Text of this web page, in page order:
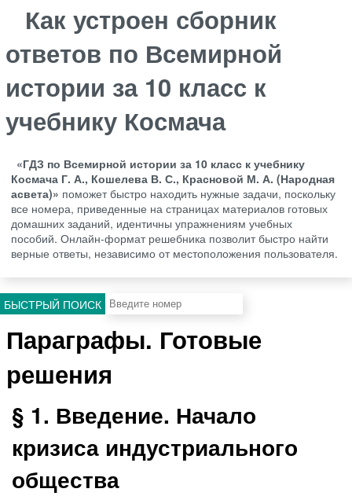
Как устроен сборник
ответов по Всемирной
истории за 10 класс к
учебнику Космача
«ГДЗ по Всемирной истории за 10 класс к учебнику
Космача Г. А., Кошелева В. С., Красновой М. А. (Народная
асвета)» поможет быстро находить нужные задачи, поскольку
все номера, приведенные на страницах материалов готовых
домашних заданий, идентичны упражнениям учебных
пособий. Онлайн-формат решебника позволит быстро найти
верные ответы, независимо от местоположения пользователя.
БЫСТРЫЙ ПОИСК
Параграфы. Готовые
решения
§ 1. Введение. Начало
кризиса индустриального
общества